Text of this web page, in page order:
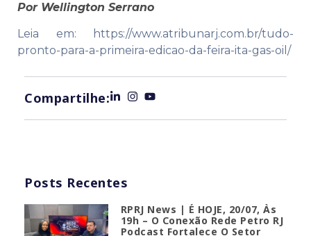
Por Wellington Serrano
Leia em: https://www.atribunarj.com.br/tudo-
pronto-para-a-primeira-edicao-da-feira-ita-gas-oil/
Compartilhe:
Posts Recentes
RPRJ News | É HOJE, 20/07, Às
19h – O Conexão Rede Petro RJ
Podcast Fortalece O Setor